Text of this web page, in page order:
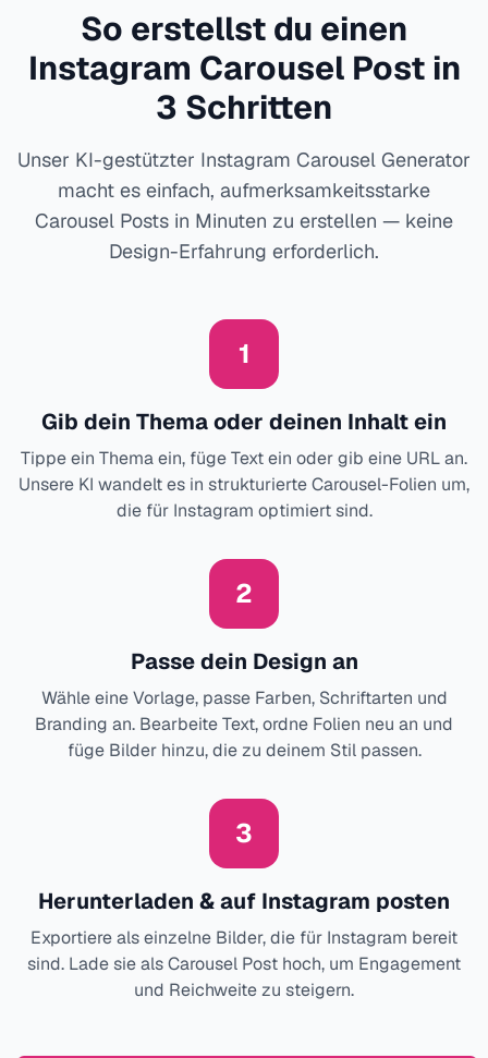
So erstellst du einen
Instagram Carousel Post in
3 Schritten
Unser KI-gestützter Instagram Carousel Generator
macht es einfach, aufmerksamkeitsstarke
Carousel Posts in Minuten zu erstellen — keine
Design-Erfahrung erforderlich.
1
Gib dein Thema oder deinen Inhalt ein
Tippe ein Thema ein, füge Text ein oder gib eine URL an.
Unsere KI wandelt es in strukturierte Carousel-Folien um,
die für Instagram optimiert sind.
2
Passe dein Design an
Wähle eine Vorlage, passe Farben, Schriftarten und
Branding an. Bearbeite Text, ordne Folien neu an und
füge Bilder hinzu, die zu deinem Stil passen.
3
Herunterladen & auf Instagram posten
Exportiere als einzelne Bilder, die für Instagram bereit
sind. Lade sie als Carousel Post hoch, um Engagement
und Reichweite zu steigern.